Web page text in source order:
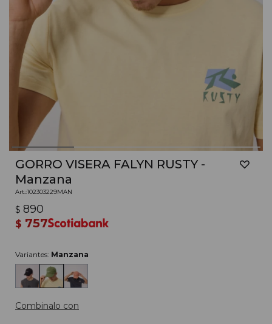
GORRO VISERA FALYN RUSTY -
Manzana
102303229MAN
$ 890
$ 757
Variantes: Manzana
Combinalo con